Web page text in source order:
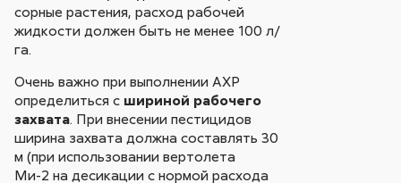
сорные растения, расход рабочей
жидкости должен быть не менее 100 л/
га.
Очень важно при выполнении АХР
определиться с шириной рабочего
захвата. При внесении пестицидов
ширина захвата должна составлять 30
м (при использовании вертолета
Ми-2 на десикации с нормой расхода